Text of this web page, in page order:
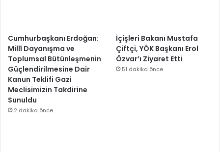
Cumhurbaşkanı Erdoğan:
Millî Dayanışma ve
Toplumsal Bütünleşmenin
Güçlendirilmesine Dair
Kanun Teklifi Gazi
Meclisimizin Takdirine
Sunuldu
2 dakika önce
İçişleri Bakanı Mustafa
Çiftçi, YÖK Başkanı Erol
Özvar’ı Ziyaret Etti
51 dakika önce